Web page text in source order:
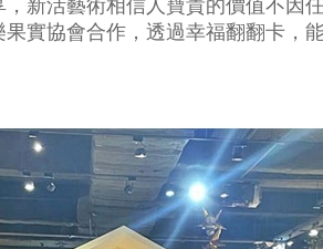
實協會合作，透過幸福翻翻卡，